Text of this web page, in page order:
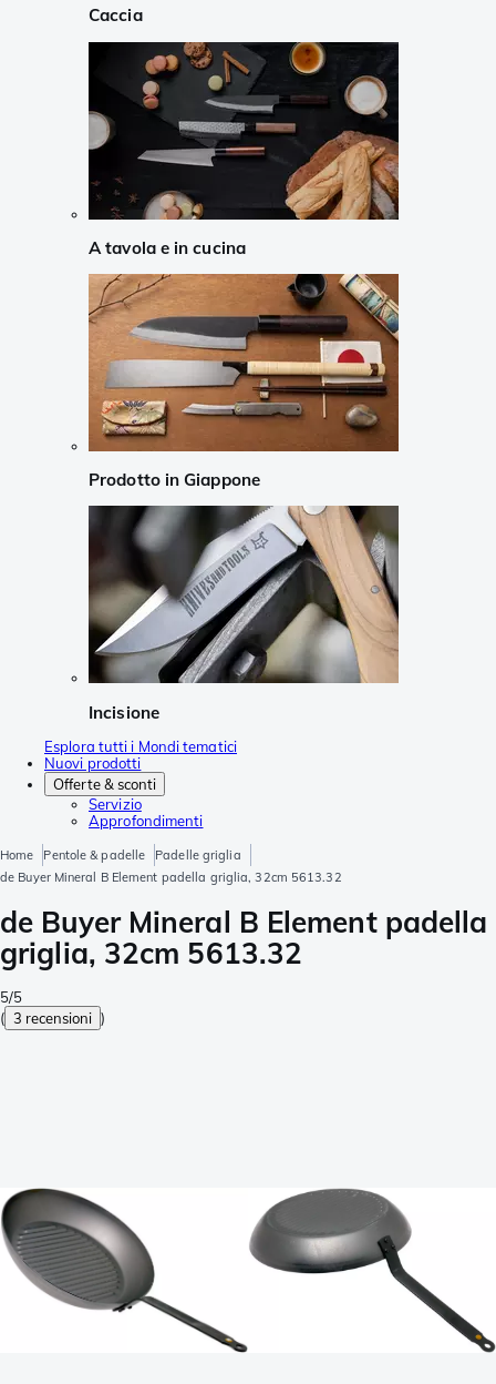
Caccia
A tavola e in cucina
Prodotto in Giappone
Incisione
Esplora tutti i Mondi tematici
Nuovi prodotti
Offerte & sconti
Servizio
Approfondimenti
Home Pentole & padelle
Padelle griglia
de Buyer Mineral B Element padella griglia, 32cm 5613.32
de Buyer Mineral B Element padella
griglia, 32cm 5613.32
5/5
( 3 recensioni )